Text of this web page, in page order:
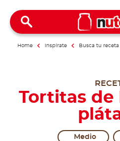
Home Inspírate Busca tu
Tortitas de
Medio